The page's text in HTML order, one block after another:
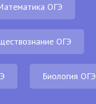
ОГЭ
ОГЭ
Биология ОГЭ